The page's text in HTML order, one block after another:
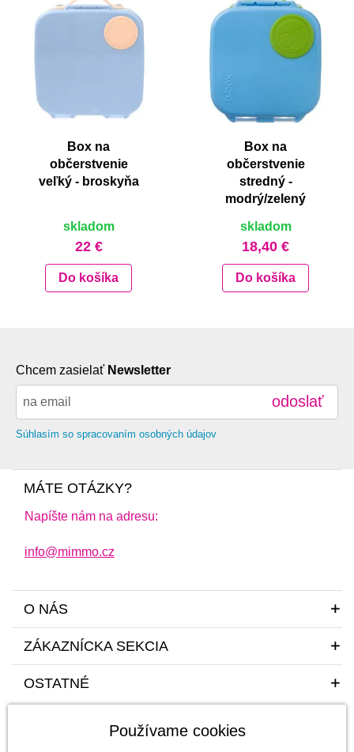
Box na
občerstvenie
veľký - broskyňa
skladom
22 €
Do košíka
Box na
občerstvenie
stredný -
modrý/zelený
skladom
18,40 €
Do košíka
Chcem zasielať Newsletter
odoslať
Súhlasím so spracovaním osobných údajov
MÁTE OTÁZKY?
Napíšte nám na adresu:
info@mimmo.cz
O NÁS
ZÁKAZNÍCKA SEKCIA
OSTATNÉ
Používame cookies